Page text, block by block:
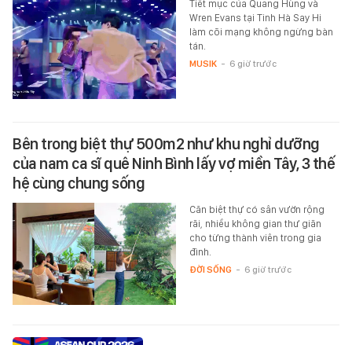
Tiết mục của Quang Hùng và
Wren Evans tại Tinh Hà Say Hi
làm cõi mạng không ngừng bàn
tán.
MUSIK - 6 giờ trước
Bên trong biệt thự 500m2 như khu nghỉ dưỡng
của nam ca sĩ quê Ninh Bình lấy vợ miền Tây, 3 thế
hệ cùng chung sống
Căn biệt thự có sân vườn rộng
rãi, nhiều không gian thư giãn
cho từng thành viên trong gia
đình.
ĐỜI SỐNG - 6 giờ trước